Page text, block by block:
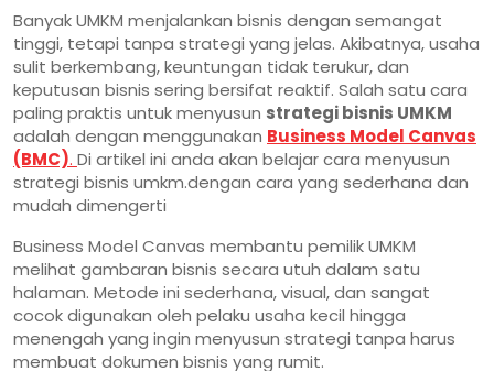
Banyak UMKM menjalankan bisnis dengan semangat
tinggi, tetapi tanpa strategi yang jelas. Akibatnya, usaha
sulit berkembang, keuntungan tidak terukur, dan
keputusan bisnis sering bersifat reaktif. Salah satu cara
paling praktis untuk menyusun strategi bisnis UMKM
adalah dengan menggunakan Business Model Canvas
(BMC). Di artikel ini anda akan belajar cara menyusun
strategi bisnis umkm.dengan cara yang sederhana dan
mudah dimengerti
Business Model Canvas membantu pemilik UMKM
melihat gambaran bisnis secara utuh dalam satu
halaman. Metode ini sederhana, visual, dan sangat
cocok digunakan oleh pelaku usaha kecil hingga
menengah yang ingin menyusun strategi tanpa harus
membuat dokumen bisnis yang rumit.